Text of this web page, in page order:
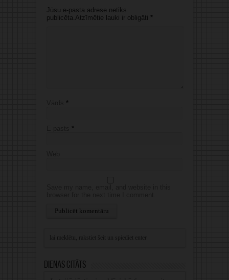
Jūsu e-pasta adrese netiks
publicēta.Atzīmētie lauki ir obligāti *
*
*
Dienas citāts